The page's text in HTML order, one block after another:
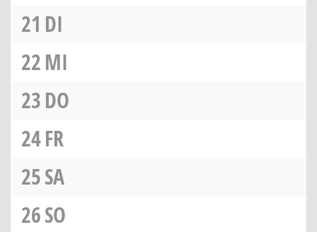
21 DI
22MI
23DO
24FR
25SA
26SO